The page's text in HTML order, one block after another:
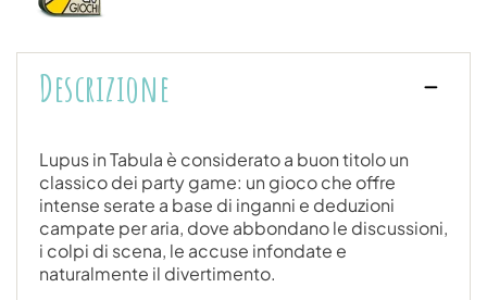
Descrizione
Lupus in Tabula è considerato a buon titolo un
classico dei party game: un gioco che offre
intense serate a base di inganni e deduzioni
campate per aria, dove abbondano le discussioni,
i colpi di scena, le accuse infondate e
naturalmente il divertimento.